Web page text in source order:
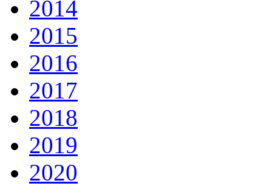
2014
2015
2016
2017
2018
2019
2020